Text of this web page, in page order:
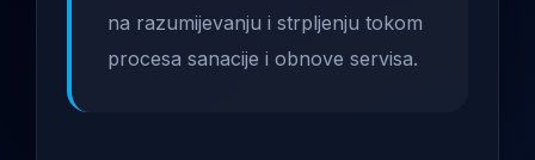
na razumijevanju i strpljenju tokom
procesa sanacije i obnove servisa.